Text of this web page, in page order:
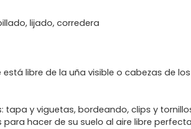
lijado, corredera
libre de la uña visible o cabezas de
tapa y viguetas, bordeando, clips y
hacer de su suelo al aire libre